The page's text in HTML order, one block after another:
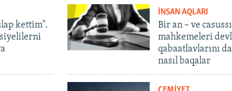
kettim".
İNSAN AQLARI
Bir an – ve
mahkemeleri
qabaatlavlarını
nasıl baqalar